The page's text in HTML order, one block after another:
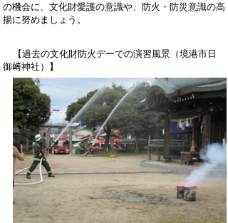
の機会に、文化財愛護の意識や、防火・防災意識の高
揚に努めましょう。
【過去の文化財防火デーでの演習風景（境港市日
御﨑神社）】